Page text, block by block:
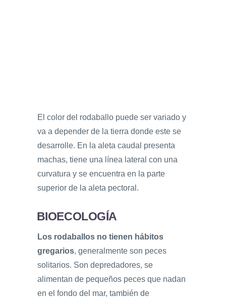
El color del rodaballo puede ser variado y
va a depender de la tierra donde este se
desarrolle. En la aleta caudal presenta
machas, tiene una línea lateral con una
curvatura y se encuentra en la parte
superior de la aleta pectoral.
BIOECOLOGÍA
Los rodaballos no tienen hábitos
gregarios, generalmente son peces
solitarios. Son depredadores, se
alimentan de pequeños peces que nadan
en el fondo del mar, también de